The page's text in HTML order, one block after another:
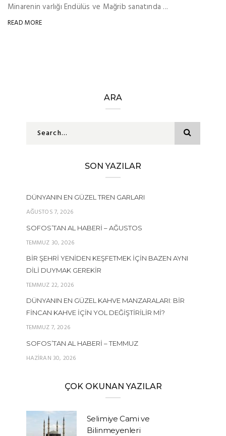
Minarenin varlığı Endülüs ve Mağrib sanatında ...
READ MORE
ARA
SON YAZILAR
DÜNYANIN EN GÜZEL TREN GARLARI
AĞUSTOS 7, 2026
SOFOS’TAN AL HABERI – AĞUSTOS
TEMMUZ 30, 2026
BIR ŞEHRI YENIDEN KEŞFETMEK İÇIN BAZEN AYNI
DILI DUYMAK GEREKIR
TEMMUZ 22, 2026
DÜNYANIN EN GÜZEL KAHVE MANZARALARI: BIR
FINCAN KAHVE İÇIN YOL DEĞIŞTIRILIR MI?
TEMMUZ 7, 2026
SOFOS’TAN AL HABERI – TEMMUZ
HAZIRAN 30, 2026
ÇOK OKUNAN YAZILAR
Selimiye Cami ve
Bilinmeyenleri